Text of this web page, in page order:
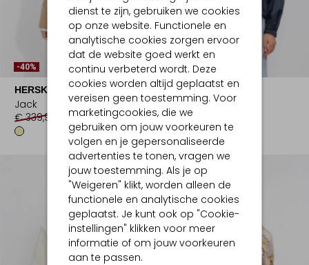
dienst te zijn, gebruiken we cookies
op onze website. Functionele en
analytische cookies zorgen ervoor
dat de website goed werkt en
continu verbeterd wordt. Deze
cookies worden altijd geplaatst en
vereisen geen toestemming. Voor
marketingcookies, die we
gebruiken om jouw voorkeuren te
volgen en je gepersonaliseerde
advertenties te tonen, vragen we
jouw toestemming. Als je op
"Weigeren" klikt, worden alleen de
functionele en analytische cookies
geplaatst. Je kunt ook op "Cookie-
instellingen" klikken voor meer
informatie of om jouw voorkeuren
aan te passen.
-40%
HERSKIND
Jack
€ 339,99
€ 203,99
Laatste Items
-50%
PARAJUMPERS
Jack
€ 599,00